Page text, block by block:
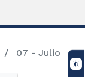
07 - Julio